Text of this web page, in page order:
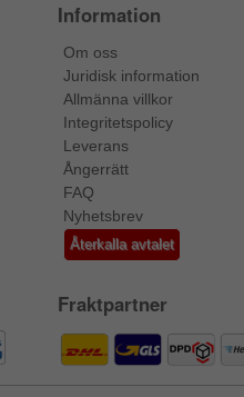
Information
Om oss
Juridisk information
Allmänna villkor
Integritetspolicy
Leverans
Ångerrätt
FAQ
Nyhetsbrev
Återkalla avtalet
Fraktpartner